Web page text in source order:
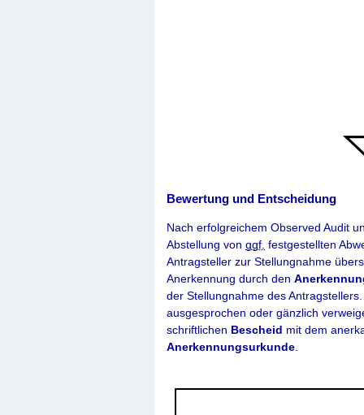
Bewertung und Entscheidung
Nach erfolgreichem Observed Audit
Abstellung von ggf. festgestellten
Antragsteller zur Stellungnahme
Anerkennung durch den
der Stellungnahme des
ausgesprochen oder gänzlich
schriftlichen Bescheid mit dem
Anerkennungsurkunde.